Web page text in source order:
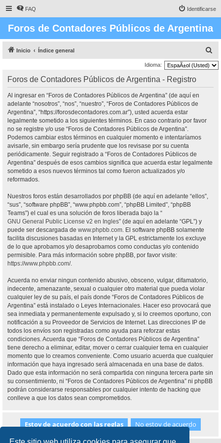
FAQ Identificarse
Foros de Contadores Públicos de Argentina
Inicio Índice general
u
Idioma:
Foros de Contadores Públicos de Argentina - Registro
Al ingresar en “Foros de Contadores Públicos de Argentina” (de aquí en
adelante “nosotros”, “nos”, “nuestro”, “Foros de Contadores Públicos de
Argentina”, “https://forosdecontadores.com.ar”), usted acuerda estar
legalmente sometido a los siguientes términos. En caso contrario por favor
no se registre y/o use “Foros de Contadores Públicos de Argentina”.
Podemos cambiar estos términos en cualquier momento e intentaríamos
avisarle, sin embargo sería prudente que los revisase por su cuenta
periódicamente. Seguir registrado a “Foros de Contadores Públicos de
Argentina” después de esos cambios significa que acuerda estar legalmente
sometido a esos nuevos términos tal como fueron actualizados y/o
reformados.
Nuestros foros están desarrollados por phpBB (de aquí en adelante “ellos”,
“sus”, “software phpBB”, “www.phpbb.com”, “phpBB Limited”, “phpBB
Teams”) el cual es una solución de foros liberada bajo la “
GNU General Public License v2 en Ingles” (de aquí en adelante “GPL”) y
puede ser descargada de www.phpbb.com. El software phpBB solamente
facilita discusiones basadas en Internet y la GPL estrictamente los excluye
de lo que aprobamos y/o desaprobamos como conductas y/o contenido
permisible. Para más información sobre phpBB, por favor visite:
https://www.phpbb.com/.
Acuerda no enviar ningun contenido abusivo, obsceno, vulgar, difamatorio,
indecente, amenazante, sexual o cualquier otro material que pueda violar
cualquier ley de su país, el país donde “Foros de Contadores Públicos de
Argentina” está instalado o Leyes Internacionales. Hacer eso provocará que
sea inmediata y permanentemente expulsado y, si lo creemos oportuno, con
notificación a su Proveedor de Servicios de Internet. Las direcciones IP de
todos los envíos son registradas como ayuda para reforzar estas
condiciones. Acuerda que “Foros de Contadores Públicos de Argentina”
tiene derecho a eliminar, editar, mover o cerrar cualquier tema en cualquier
momento que lo creamos conveniente. Como usuario acuerda que cualquier
información que haya ingresado será almacenada en una base de datos.
Dado que esta información no será compartida con ninguna tercera parte sin
su consentimiento, ni “Foros de Contadores Públicos de Argentina” ni phpBB
podrán considerarse responsables por cualquier intento de hacking que
conlleve a que los datos sean comprometidos.